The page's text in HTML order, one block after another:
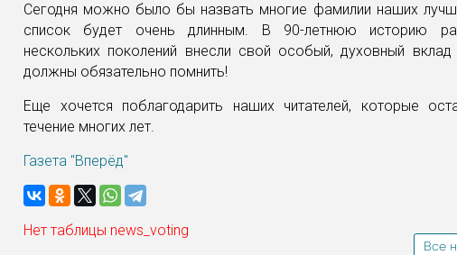
Сегодня можно было бы назвать многие фамилии наших
список будет очень длинным. В 90-летнюю историю
нескольких поколений внесли свой особый, духовный
должны обязательно помнить!
Еще хочется поблагодарить наших читателей, которые
течение многих лет.
Газета "Вперёд"
Нет таблицы news_voting
Все